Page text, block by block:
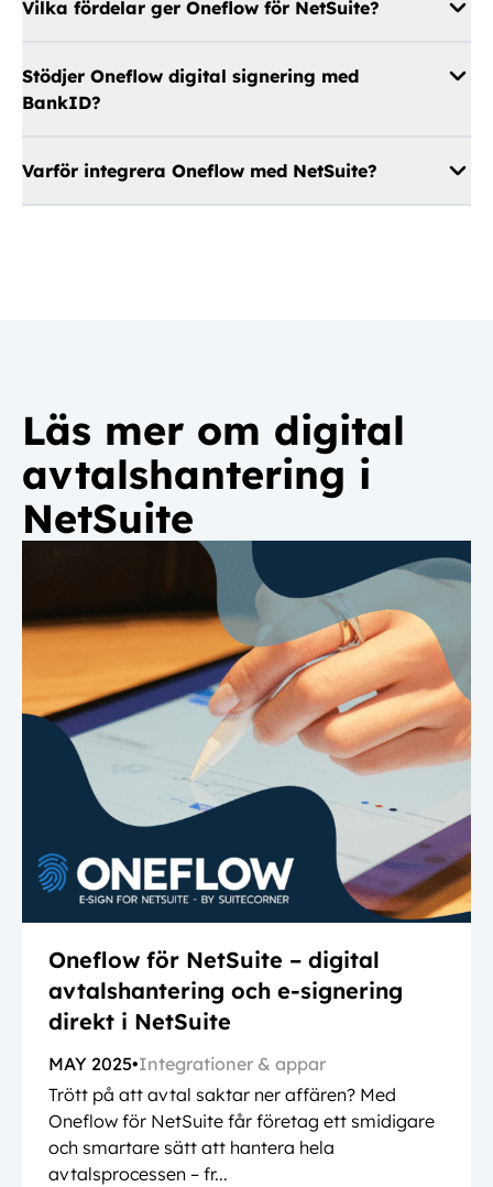
Vilka fördelar ger Oneflow för NetSuite?
Stödjer Oneflow digital signering med
BankID?
Varför integrera Oneflow med NetSuite?
Läs mer om digital
avtalshantering i
NetSuite
Oneflow för NetSuite – digital
avtalshantering och e-signering
direkt i NetSuite
MAY 2025•Integrationer & appar
Trött på att avtal saktar ner affären? Med
Oneflow för NetSuite får företag ett smidigare
och smartare sätt att hantera hela
avtalsprocessen – fr...